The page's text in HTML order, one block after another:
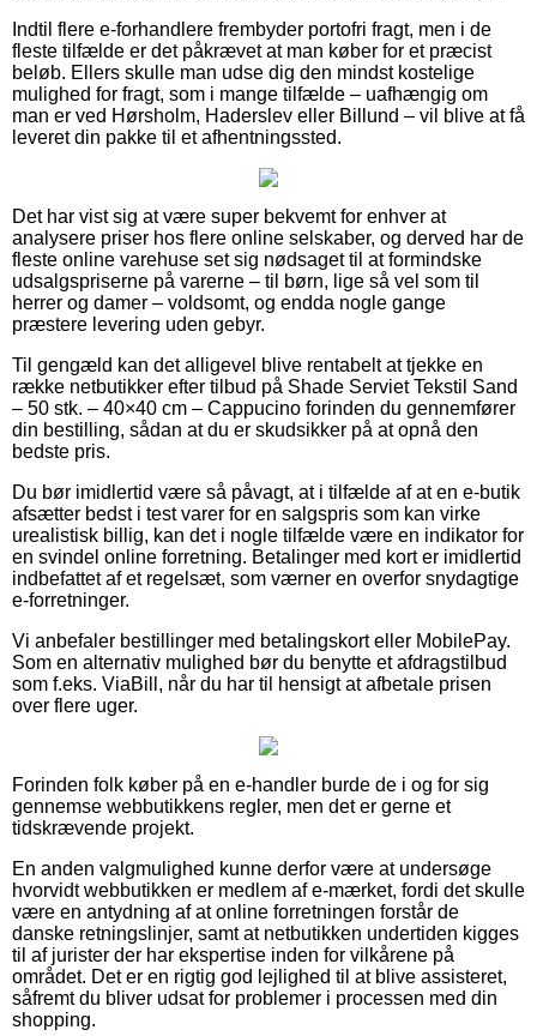
Indtil flere e-forhandlere frembyder portofri fragt, men i de
fleste tilfælde er det påkrævet at man køber for et præcist
beløb. Ellers skulle man udse dig den mindst kostelige
mulighed for fragt, som i mange tilfælde – uafhængig om
man er ved Hørsholm, Haderslev eller Billund – vil blive at få
leveret din pakke til et afhentningssted.
Det har vist sig at være super bekvemt for enhver at
analysere priser hos flere online selskaber, og derved har de
fleste online varehuse set sig nødsaget til at formindske
udsalgspriserne på varerne – til børn, lige så vel som til
herrer og damer – voldsomt, og endda nogle gange
præstere levering uden gebyr.
Til gengæld kan det alligevel blive rentabelt at tjekke en
række netbutikker efter tilbud på Shade Serviet Tekstil Sand
– 50 stk. – 40×40 cm – Cappucino forinden du gennemfører
din bestilling, sådan at du er skudsikker på at opnå den
bedste pris.
Du bør imidlertid være så påvagt, at i tilfælde af at en e-butik
afsætter bedst i test varer for en salgspris som kan virke
urealistisk billig, kan det i nogle tilfælde være en indikator for
en svindel online forretning. Betalinger med kort er imidlertid
indbefattet af et regelsæt, som værner en overfor snydagtige
e-forretninger.
Vi anbefaler bestillinger med betalingskort eller MobilePay.
Som en alternativ mulighed bør du benytte et afdragstilbud
som f.eks. ViaBill, når du har til hensigt at afbetale prisen
over flere uger.
Forinden folk køber på en e-handler burde de i og for sig
gennemse webbutikkens regler, men det er gerne et
tidskrævende projekt.
En anden valgmulighed kunne derfor være at undersøge
hvorvidt webbutikken er medlem af e-mærket, fordi det skulle
være en antydning af at online forretningen forstår de
danske retningslinjer, samt at netbutikken undertiden kigges
til af jurister der har ekspertise inden for vilkårene på
området. Det er en rigtig god lejlighed til at blive assisteret,
såfremt du bliver udsat for problemer i processen med din
shopping.